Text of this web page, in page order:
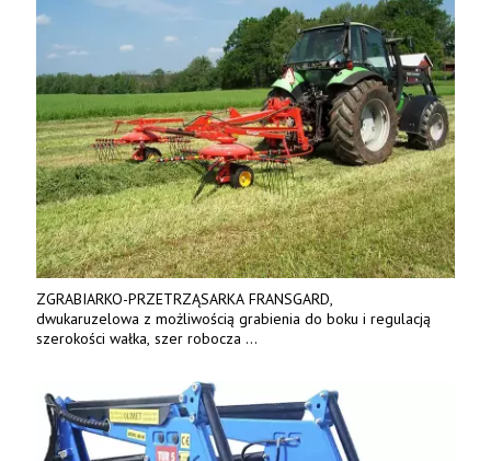
ZGRABIARKO-PRZETRZĄSARKA FRANSGARD,
dwukaruzelowa z możliwością grabienia do boku i regulacją
szerokości wałka, szer robocza
Tel. 606 211 056, 507 158 699.